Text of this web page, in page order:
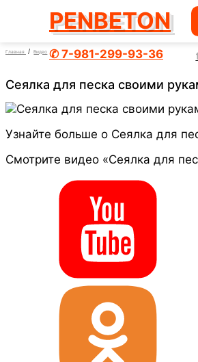
✆ 7-981-299-93-36
PENBETON
к
Главная Видео
Сеялка для песка своими
Узнайте больше о Сеялка для
Смотрите видео «Сеялка для